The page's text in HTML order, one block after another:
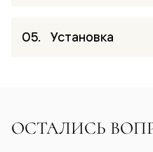
Установка
ОСТАЛИСЬ